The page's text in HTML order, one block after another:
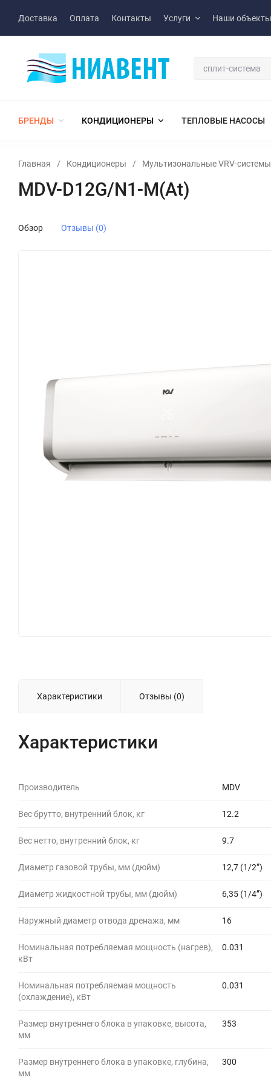
Доставка Оплата Контакты Услуги Наши объекты
БРЕНДЫ КОНДИЦИОНЕРЫ ТЕПЛОВЫЕ НАСОСЫ
Главная / Кондиционеры / Мультизональные VRV-системы
MDV-D12G/N1-M(At)
Обзор Отзывы (0)
Характеристики Отзывы (0)
Характеристики
Производитель MDV
Вес брутто, внутренний блок, кг 12.2
Вес нетто, внутренний блок, кг 9.7
Диаметр газовой трубы, мм (дюйм) 12,7 (1/2”)
Диаметр жидкостной трубы, мм (дюйм) 6,35 (1/4”)
Наружный диаметр отвода дренажа, мм 16
Номинальная потребляемая мощность (нагрев),
кВт
0.031
Номинальная потребляемая мощность
(охлаждение), кВт
0.031
Размер внутреннего блока в упаковке, высота,
мм
353
Размер внутреннего блока в упаковке, глубина,
мм
300